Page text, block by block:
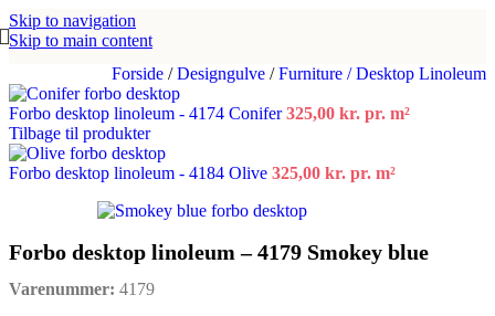
Skip to navigation
Skip to main content
Forside / Designgulve / Furniture / Desktop Linoleum
Forbo desktop linoleum - 4174 Conifer325,00 kr. pr. m²
Tilbage til produkter
Forbo desktop linoleum - 4184 Olive 325,00 kr. pr. m²
Forbo desktop linoleum – 4179 Smokey blue
Varenummer: 4179